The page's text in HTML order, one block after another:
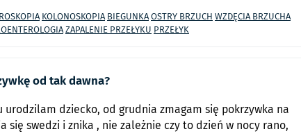
KOLONOSKOPIA BIEGUNKAOSTRY BRZUCH WZDĘCIA BRZUCHA
ZAPALENIE PRZEŁYKU PRZEŁYK
od tak dawna?
urodzilam dziecko, od grudnia zmagam się pokrzywka na
się swedzi i znika , nie zależnie czy to dzień w nocy rano,